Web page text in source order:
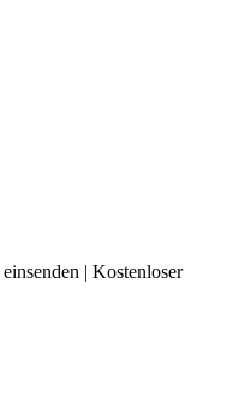
einsenden | Kostenloser